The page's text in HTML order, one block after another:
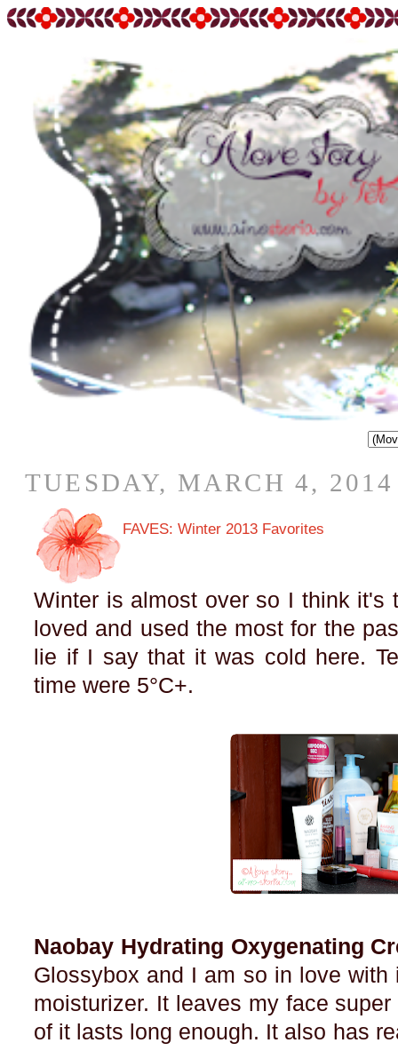
TUESDAY, MARCH 4, 2014
FAVES: Winter 2013 Favorites
Winter is almost over so I think it's
loved and used the most for the
lie if I say that it was cold here.
time were 5°C+.
Naobay Hydrating Oxygenating
Glossybox and I am so in love
moisturizer. It leaves my face
of it lasts long enough. It also has